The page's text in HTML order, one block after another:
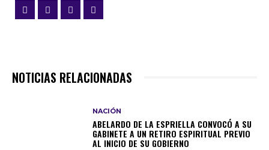
NOTICIAS RELACIONADAS
NACIÓN
ABELARDO DE LA ESPRIELLA CONVOCÓ A SU
GABINETE A UN RETIRO ESPIRITUAL PREVIO
AL INICIO DE SU GOBIERNO